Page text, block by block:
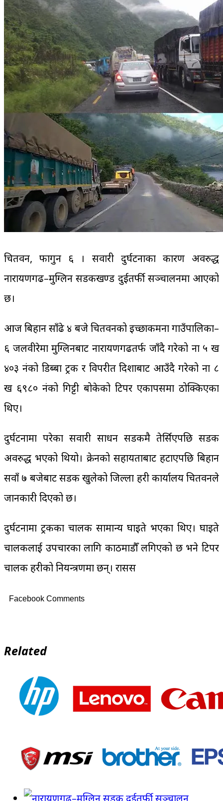
चितवन, फागुन ६ । सवारी दुर्घटनाका कारण अवरुद्ध
नारायणगढ–मुग्लिन सडकखण्ड दुईतर्फी सञ्चालनमा आएको
छ।
आज बिहान साँढे ४ बजे चितवनको इच्छाकमना गाउँपालिका–
६ जलवीरेमा मुग्लिनबाट नारायणगढतर्फ जाँदै गरेको ना ५ ख
४०३ नंको डिब्बा ट्रक र विपरीत दिशाबाट आउँदै गरेको ना ८
ख ६९८० नंको गिट्टी बोकेको टिपर एकापसमा ठोक्किएका
थिए।
दुर्घटनामा परेका सवारी साधन सडकमै तेर्सिएपछि सडक
अवरुद्ध भएको थियो। क्रेनको सहायताबाट हटाएपछि बिहान
सवाँ ७ बजेबाट सडक खुलेको जिल्ला प्रहरी कार्यालय चितवनले
जानकारी दिएको छ।
दुर्घटनामा ट्रकका चालक सामान्य घाइते भएका थिए। घाइते
चालकलाई उपचारका लागि काठमाडौँ लगिएको छ भने टिपर
चालक प्रहरीको नियन्त्रणमा छन्। रासस
Facebook Comments
Related